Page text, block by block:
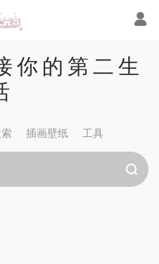
你的第二生
插画壁纸 工具